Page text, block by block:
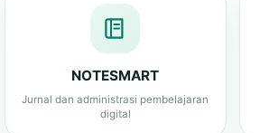
NOTESMART
Jurnal dan administrasi pembelajaran